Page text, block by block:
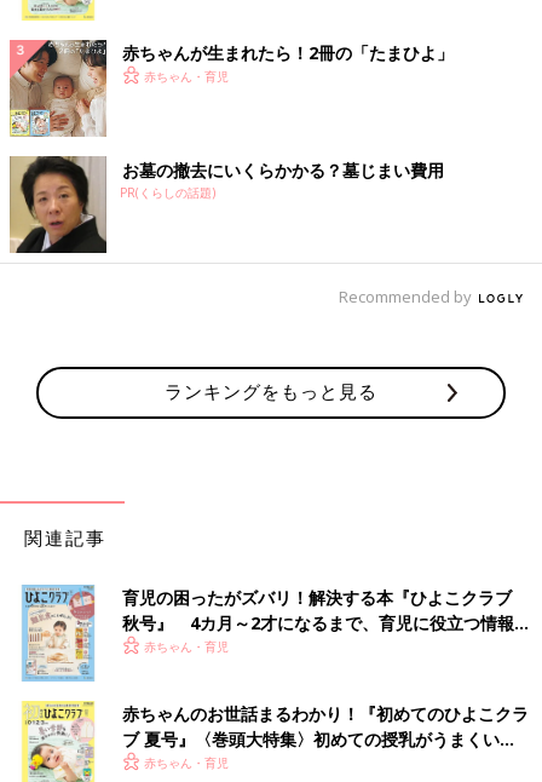
び #88]
お風呂で育てる理系男子？！[ハハのさけび
りおしゃべりするのも良いですが・・・
■文中のコメントはすべて、『ウィメンズパーク』（2022年1月
末まで）の投稿からの抜粋です。
※この記事は「たまひよONLINE」で過去に公開されたもので
す。
赤ちゃんが生まれたら！2冊の「たまひよ」
赤ちゃん・育児
お墓の撤去にいくらかかる？墓じまい費用
PR(くらしの話題)
Recommended by
ランキングをもっと見る
関連記事
育児の困ったがズバリ！解決する本『ひよこクラブ
秋号』 4カ月～2才になるまで、育児に役立つ情報が
いっぱい！
赤ちゃん・育児
赤ちゃんのお世話まるわかり！『初めてのひよこクラ
ブ 夏号』〈巻頭大特集〉初めての授乳がうまくい
く！ おっぱい・ミルクの基本と夏のトラブル 解決テ
赤ちゃん・育児